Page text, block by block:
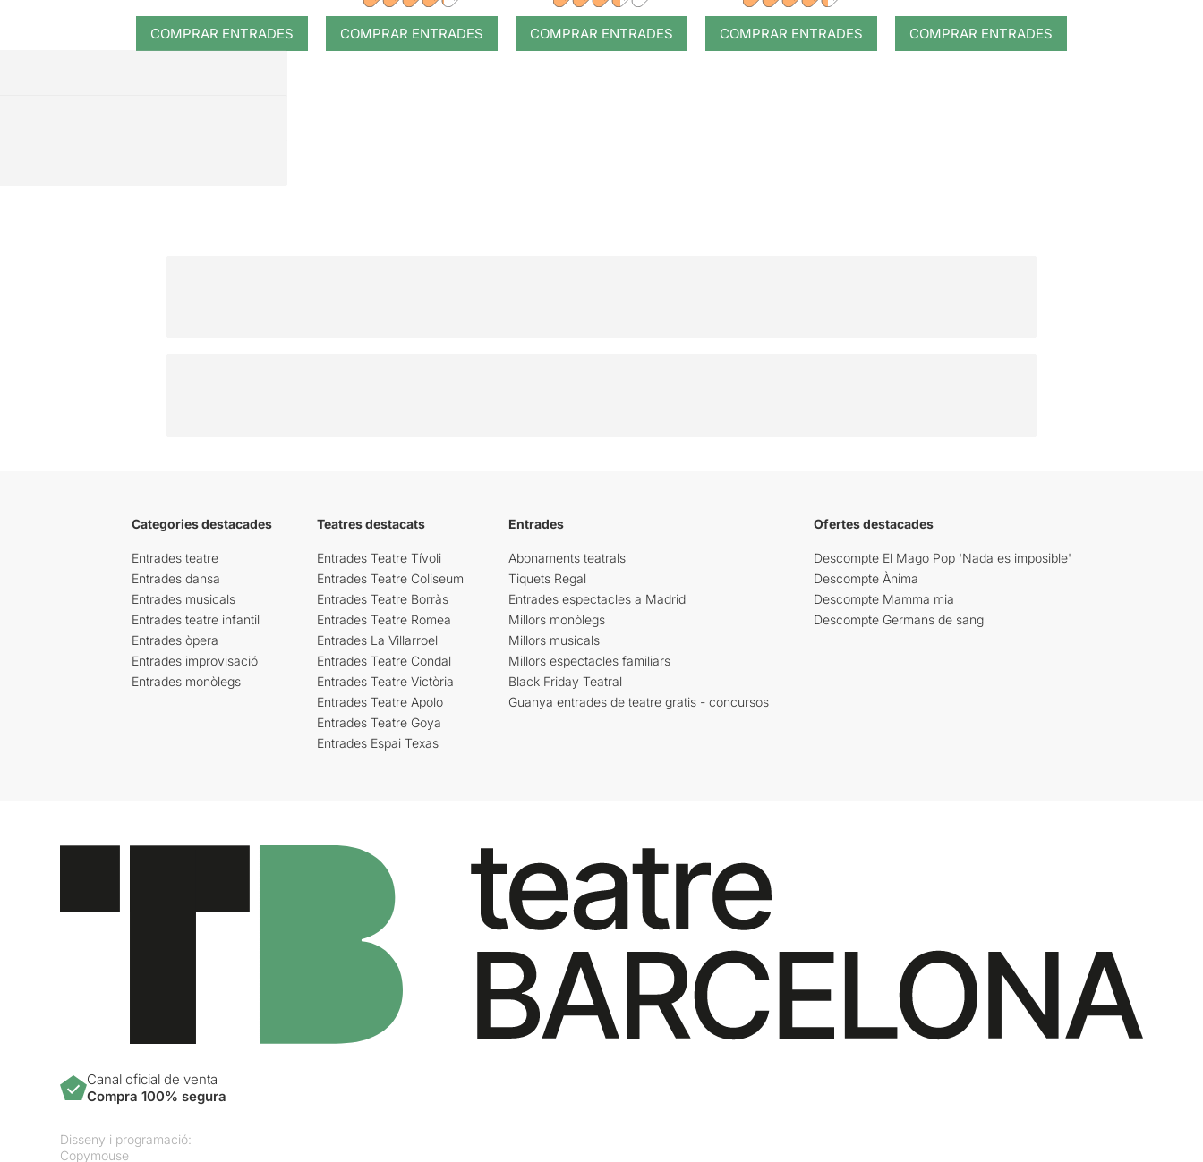
COMPRAR ENTRADES COMPRAR ENTRADES COMPRAR ENTRADES COMPRAR ENTRADES COMPRAR ENTRADES
Categories destacades
Entrades teatre
Entrades dansa
Entrades musicals
Entrades teatre infantil
Entrades òpera
Entrades improvisació
Entrades monòlegs
Teatres destacats
Entrades Teatre Tívoli
Entrades Teatre Coliseum
Entrades Teatre Borràs
Entrades Teatre Romea
Entrades La Villarroel
Entrades Teatre Condal
Entrades Teatre Victòria
Entrades Teatre Apolo
Entrades Teatre Goya
Entrades Espai Texas
Entrades
Abonaments teatrals
Tiquets Regal
Entrades espectacles a Madrid
Millors monòlegs
Millors musicals
Millors espectacles familiars
Black Friday Teatral
Guanya entrades de teatre gratis - concursos
Ofertes destacades
Descompte El Mago Pop 'Nada es imposible'
Descompte Ànima
Descompte Mamma mia
Descompte Germans de sang
Canal oficial de venta
Compra 100% segura
Disseny i programació:
Copymouse